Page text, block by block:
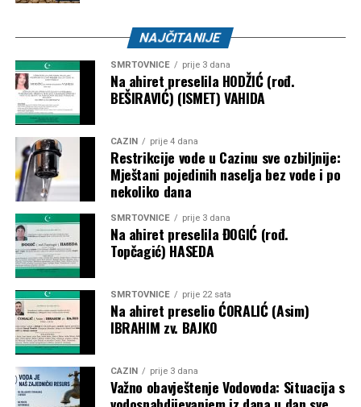
NAJČITANIJE
SMRTOVNICE prije 3 dana
Na ahiret preselila HODŽIĆ (rođ.
BEŠIRAVIĆ) (ISMET) VAHIDA
CAZIN prije 4 dana
Restrikcije vode u Cazinu sve ozbiljnije:
Mještani pojedinih naselja bez vode i po
nekoliko dana
SMRTOVNICE prije 3 dana
Na ahiret preselila ĐOGIĆ (rođ.
Topčagić) HASEDA
SMRTOVNICE prije 22 sata
Na ahiret preselio ĆORALIĆ (Asim)
IBRAHIM zv. BAJKO
CAZIN prije 3 dana
Važno obavještenje Vodovoda: Situacija s